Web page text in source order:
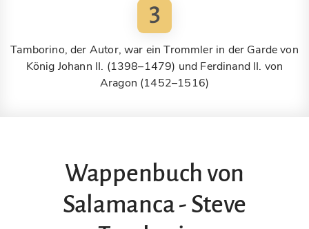
3
Tamborino, der Autor, war ein Trommler in der Garde von
König Johann II. (1398–1479) und Ferdinand II. von
Aragon (1452–1516)
Wappenbuch von
Salamanca - Steve